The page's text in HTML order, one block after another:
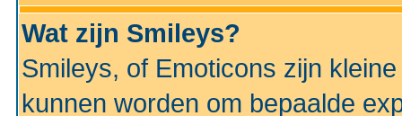
Wat zijn Smileys?
Smileys, of Emoticons zijn
kunnen worden om bepaalde